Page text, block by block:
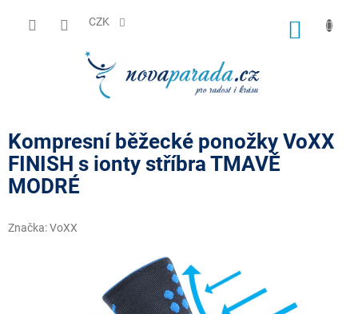
CZK
Kompresní běžecké ponožky VoXX
FINISH s ionty stříbra TMAVĚ
MODRÉ
Značka:VoXX